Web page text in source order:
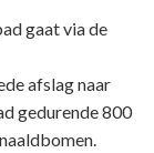
gaat via de
afslag naar
gedurende 800